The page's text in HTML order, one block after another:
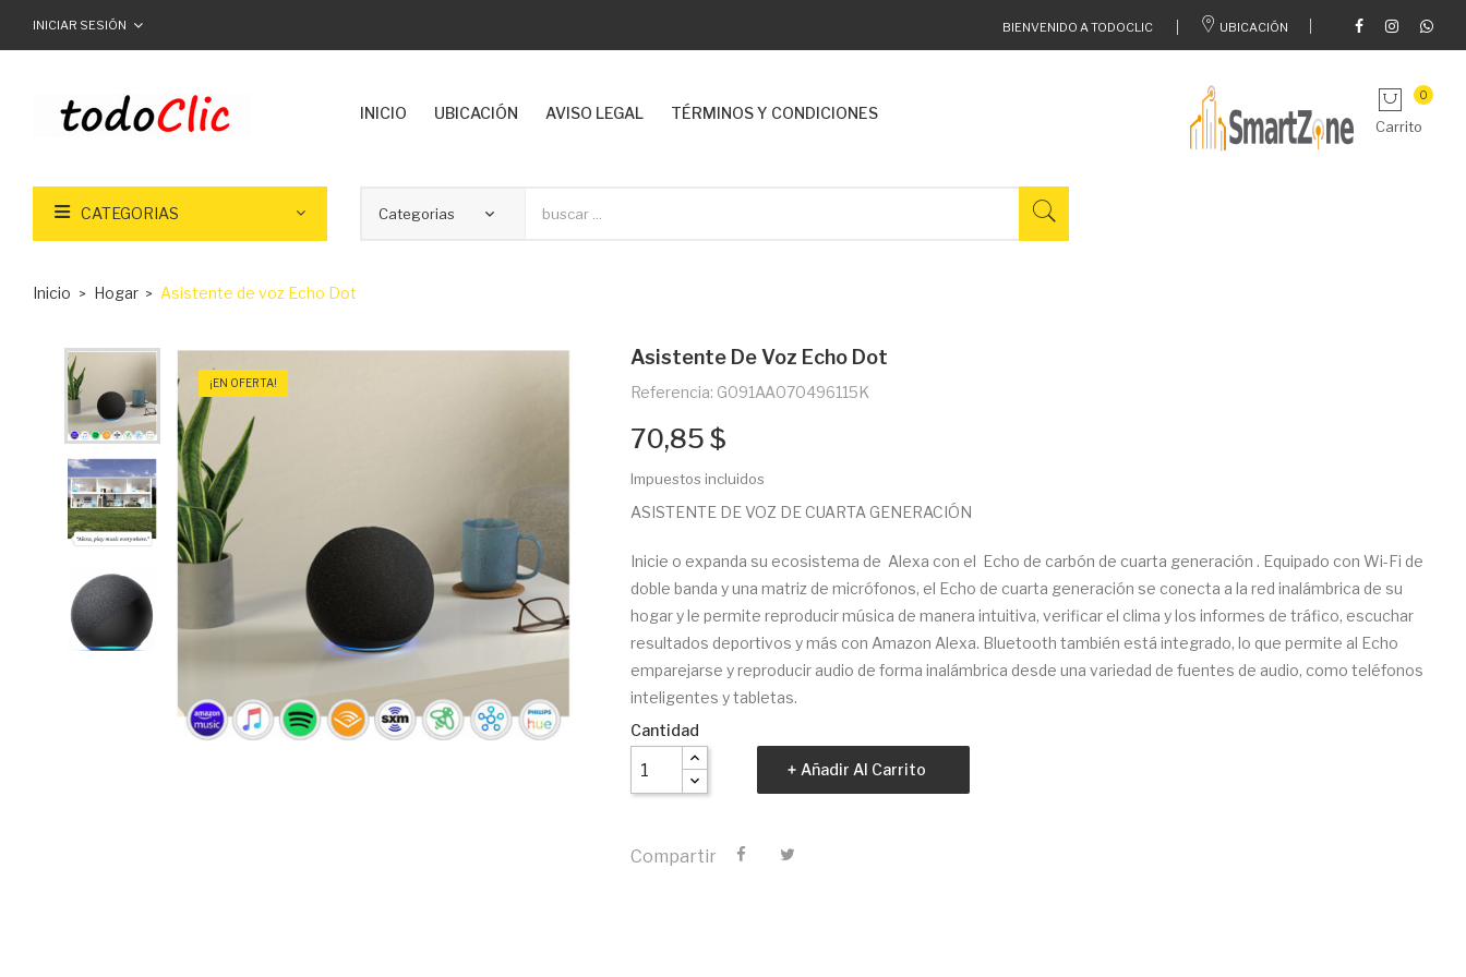
BIENVENIDO A TODOCLIC UBICACIÓN
INICIAR SESIÓN
INICIO UBICACIÓN AVISO LEGAL TÉRMINOS Y CONDICIONES
Carrito
0
CATEGORIAS
Inicio Hogar Asistente de voz Echo Dot
¡EN OFERTA!
Asistente De Voz Echo Dot
Referencia: G091AA070496115K
70,85 $
Impuestos incluidos
ASISTENTE DE VOZ DE CUARTA GENERACIÓN
Inicie o expanda su ecosistema de Alexa con el Echo de carbón de cuarta generación . Equipado con Wi-Fi de
doble banda y una matriz de micrófonos, el Echo de cuarta generación se conecta a la red inalámbrica de su
hogar y le permite reproducir música de manera intuitiva, verificar el clima y los informes de tráfico, escuchar
resultados deportivos y más con Amazon Alexa. Bluetooth también está integrado, lo que permite al Echo
emparejarse y reproducir audio de forma inalámbrica desde una variedad de fuentes de audio, como teléfonos
inteligentes y tabletas.
Cantidad
Añadir Al Carrito
Compartir